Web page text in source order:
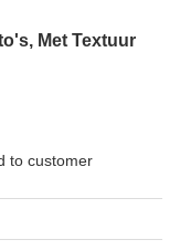
Met Textuur